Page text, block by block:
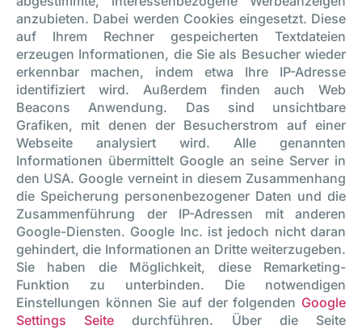
anzubieten. Dabei werden Cookies eingesetzt. Diese
auf Ihrem Rechner gespeicherten Textdateien
erzeugen Informationen, die Sie als Besucher wieder
erkennbar machen, indem etwa Ihre IP-Adresse
identifiziert wird. Außerdem finden auch Web
Beacons Anwendung. Das sind unsichtbare
Grafiken, mit denen der Besucherstrom auf einer
Webseite analysiert wird. Alle genannten
Informationen übermittelt Google an seine Server in
den USA. Google verneint in diesem Zusammenhang
die Speicherung personenbezogener Daten und die
Zusammenführung der IP-Adressen mit anderen
Google-Diensten. Google Inc. ist jedoch nicht daran
gehindert, die Informationen an Dritte weiterzugeben.
Sie haben die Möglichkeit, diese Remarketing-
Funktion zu unterbinden. Die notwendigen
Einstellungen können Sie auf der folgenden Google
Settings Seite durchführen. Über die Seite